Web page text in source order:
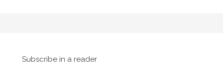
Subscribe in a reader